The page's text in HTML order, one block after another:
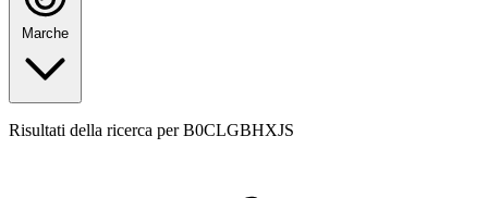
Marche
Risultati della ricerca perB0CLGBHXJS